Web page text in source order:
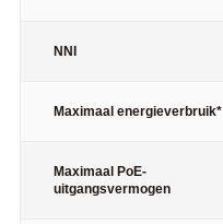
NNI
Maximaal energieverbruik*
Maximaal PoE-
uitgangsvermogen